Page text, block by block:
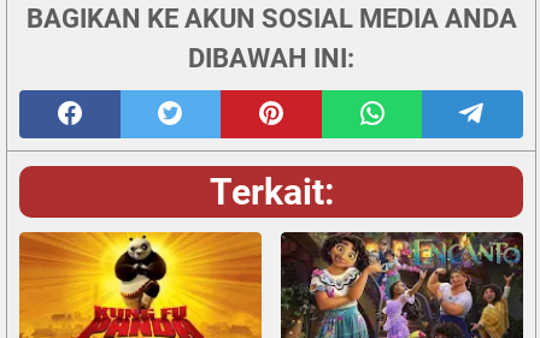
BAGIKAN KE AKUN SOSIAL MEDIA ANDA
DIBAWAH INI:
Terkait: